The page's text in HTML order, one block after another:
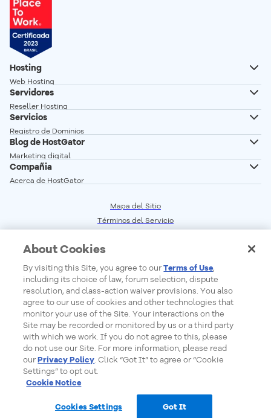
Hosting
Web Hosting
Hosting Wordpress
Creador de Sitios
Servidores
Reseller Hosting
Servidor VPS
Servidor VPS n8n autoalojado
Servidor Dedicado Linux
Servidor Dedicado Windows
Servicios
Registro de Dominios
Transferencia de Dominios
Correo profesional
Blog de HostGator
Marketing digital
Desarrollo Web
Compañia
Acerca de HostGator
Precios
Status de los Servicios
Mapa del Sitio
Términos del Servicio
Formas de Pago
© 2026 - HostGator Argentina - Todos los derechos reservados
About Cookies
By visiting this Site, you agree to ourTerms of Use,
including its choice of law, forum selection, dispute
resolution, and class-action waiver provisions. You also
agree to our use of cookies and other technologies that
monitor your use of the Site. Your interactions on the
Site may be recorded or monitored by us or a third party
with which we work. If you do not agree to this, please
do not use our Site. For more information, please read
ourPrivacy Policy . Click “Got It” to agree or “Cookie
Settings” to opt out.
Cookie Notice
Cookies Settings Got It